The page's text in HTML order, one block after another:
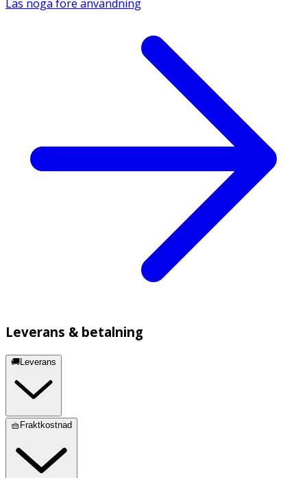
Läs noga före användning
Leverans & betalning
🚚Leverans
🧺Fraktkostnad